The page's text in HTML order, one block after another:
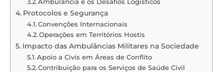
Protocolos e Segurança
Convenções Internacionais
Operações em Territórios Hostis
Impacto das Ambulâncias Militares na Sociedade
Apoio a Civis em Áreas de Conflito
Contribuição para os Serviços de Saúde Civil